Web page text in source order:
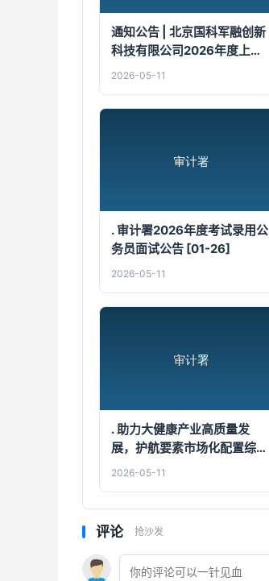
通知公告 | 北京国科军融创新
科技有限公司2026年度上
半...
2026-05-11
. 审计署2026年度考试录用公
务员面试公告 [01-26]
2026-05-11
. 助力大健康产业高质量发
展，护航要素市场化配置综合
改革……关注本期审计动态
2026-05-11
评论 抢沙发